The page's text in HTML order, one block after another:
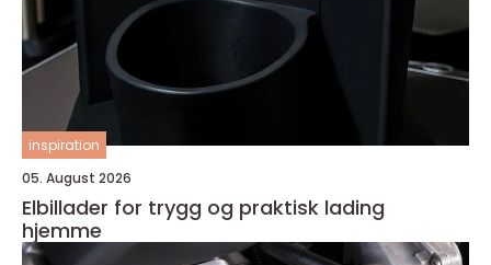
inspiration
05. August 2026
Elbillader for trygg og praktisk lading
hjemme